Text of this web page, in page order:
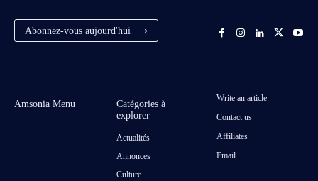
Abonnez-vous aujourd'hui ⟶
Amsonia Menu
Catégories à
explorer
Actualités
Annonces
Culture
Write an article
Contact us
Affiliates
Email